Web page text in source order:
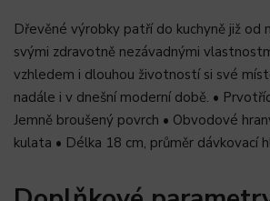
Dřevěné výrobky patří do kuchyně již od
svými zdravotně nezávadnými
vzhledem i dlouhou životností si své
nadále i v dnešní moderní době. •
Jemně broušený povrch • Obvodové
kulata • Délka 18 cm, průměr dávkovací